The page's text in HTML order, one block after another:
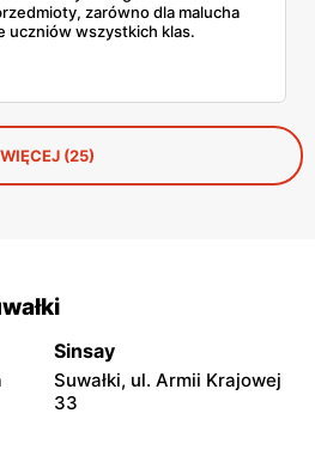
zarówno dla malucha
uczniów wszystkich klas.
WIĘCEJ (25)
Sinsay
Suwałki, ul. Armii Krajowej
33